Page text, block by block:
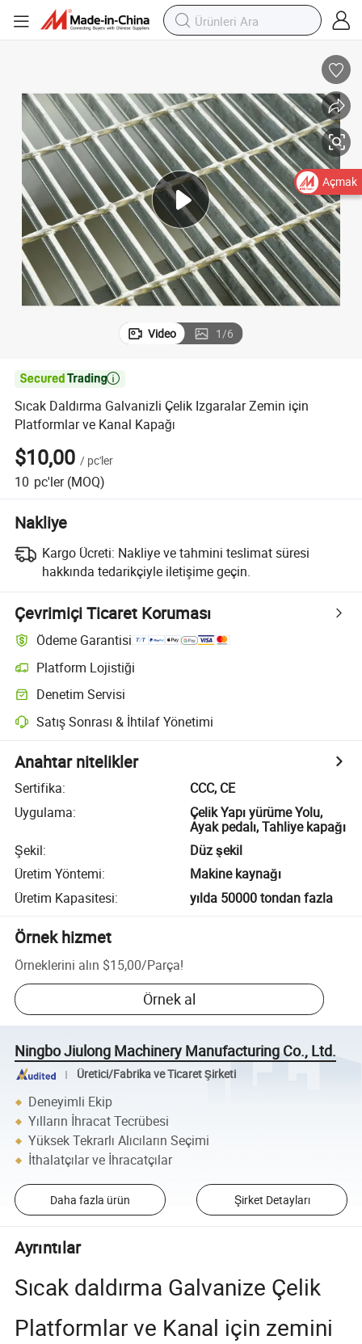
Video 1/6

Sıcak Daldırma Galvanizli Çelik Izgaralar Zemin için
Platformlar ve Kanal Kapağı
$10,00 / pc'ler
10 pc'ler (MOQ)
Nakliye
Kargo Ücreti: Nakliye ve tahmini teslimat süresi
hakkında tedarikçiyle iletişime geçin.
Çevrimiçi Ticaret Koruması
Ödeme Garantisi
Platform Lojistiği
Denetim Servisi
Satış Sonrası & İhtilaf Yönetimi
Anahtar nitelikler
Sertifika:
CCC, CE
Uygulama:
Çelik Yapı yürüme Yolu,
Ayak pedalı, Tahliye kapağı
Şekil:
Düz şekil
Üretim Yöntemi:
Makine kaynağı
Üretim Kapasitesi: yılda 50000 tondan fazla
Örnek hizmet
Örneklerini alın $15,00/Parça!
Örnek al
Ningbo Jiulong Machinery Manufacturing Co., Ltd.
Üretici/Fabrika ve Ticaret Şirketi
Deneyimli Ekip
Yılların İhracat Tecrübesi
Yüksek Tekrarlı Alıcıların Seçimi
İthalatçılar ve İhracatçılar
Daha fazla ürün Şirket Detayları
Ayrıntılar
Sıcak daldırma Galvanize Çelik
Platformlar ve Kanal için zemini
Açmak